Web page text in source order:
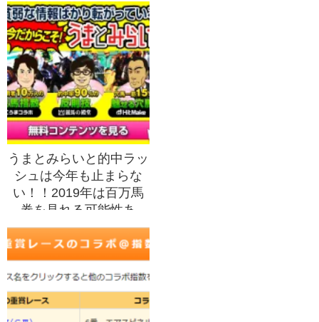
うまとみらいと的中ラッ
シュは今年も止まらな
い！！2019年は百万馬
券を見れる可能性あ
り！！今年は重賞でも勢
いが止まらない！！